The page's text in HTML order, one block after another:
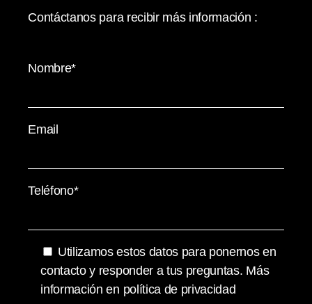
Contáctanos para recibir más información :
Nombre*
Email
Teléfono*
Utilizamos estos datos para ponernos en
contacto y responder a tus preguntas. Más
información en política de privacidad